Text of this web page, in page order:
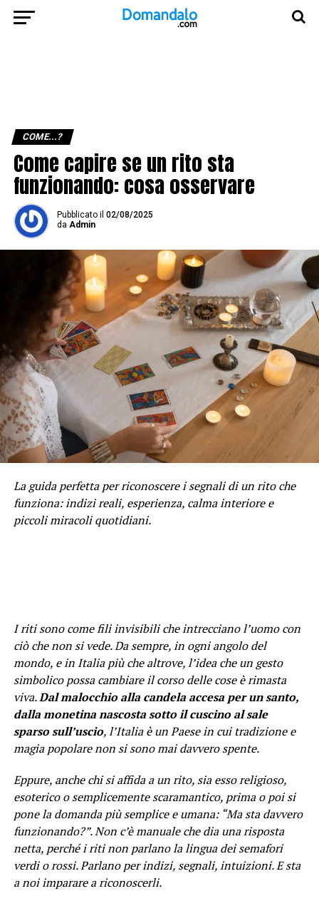
COME...?
Come capire se un rito sta
funzionando: cosa osservare
Pubblicato il 02/08/2025
da Admin
La guida perfetta per riconoscere i segnali di un rito che
funziona: indizi reali, esperienza, calma interiore e
piccoli miracoli quotidiani.
I riti sono come fili invisibili che intrecciano l’uomo con
ciò che non si vede. Da sempre, in ogni angolo del
mondo, e in Italia più che altrove, l’idea che un gesto
simbolico possa cambiare il corso delle cose è rimasta
viva.Dal malocchio alla candela accesa per un santo,
dalla monetina nascosta sotto il cuscino al sale
sparso sull’uscio, l’Italia è un Paese in cui tradizione e
magia popolare non si sono mai davvero spente.
Eppure, anche chi si affida a un rito, sia esso religioso,
esoterico o semplicemente scaramantico, prima o poi si
pone la domanda più semplice e umana: “Ma sta davvero
funzionando?”. Non c’è manuale che dia una risposta
netta, perché i riti non parlano la lingua dei semafori
verdi o rossi. Parlano per indizi, segnali, intuizioni. E sta
a noi imparare a riconoscerli.